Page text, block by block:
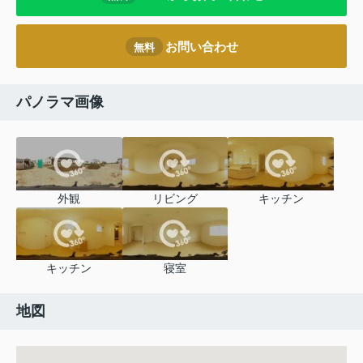
無料 お問い合わせ
パノラマ画像
外観 リビング キッチン
キッチン 寝室
地図